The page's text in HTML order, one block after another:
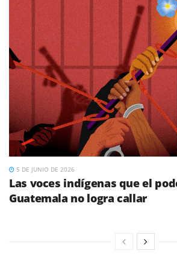
5 DE JUNIO DE 2026
Las voces indígenas que el
Guatemala no logra callar